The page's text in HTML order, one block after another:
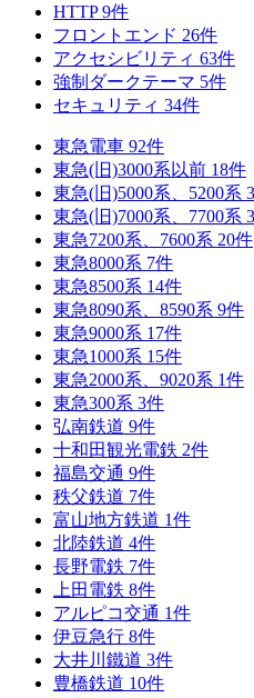
HTTP9件
フロントエンド 26件
アクセシビリティ 63件
強制ダークテーマ 5件
セキュリティ 34件
東急電車 92件
東急(旧)3000系以前 18件
東急(旧)5000系、5200系 3
東急(旧)7000系、7700系
東急7200系、7600系 20件
東急8000系 7件
東急8500系 14件
東急8090系、8590系 9件
東急9000系 17件
東急1000系 15件
東急2000系、9020系 1件
東急300系 3件
弘南鉄道 9件
十和田観光電鉄 2件
福島交通 9件
秩父鉄道 7件
富山地方鉄道 1件
北陸鉄道 4件
長野電鉄 7件
上田電鉄 8件
アルピコ交通 1件
伊豆急行 8件
大井川鐵道 3件
豊橋鉄道 10件